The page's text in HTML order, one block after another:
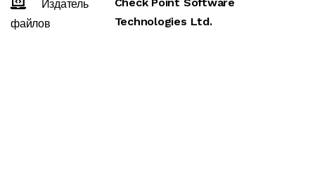
Издатель
файлов
Technologies Ltd.